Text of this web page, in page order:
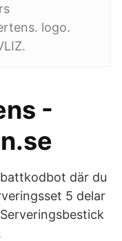
logo.
-
där du
5 delar